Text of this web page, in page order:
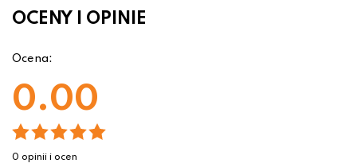
OCENY I OPINIE
Ocena:
0.00
0 opinii i ocen